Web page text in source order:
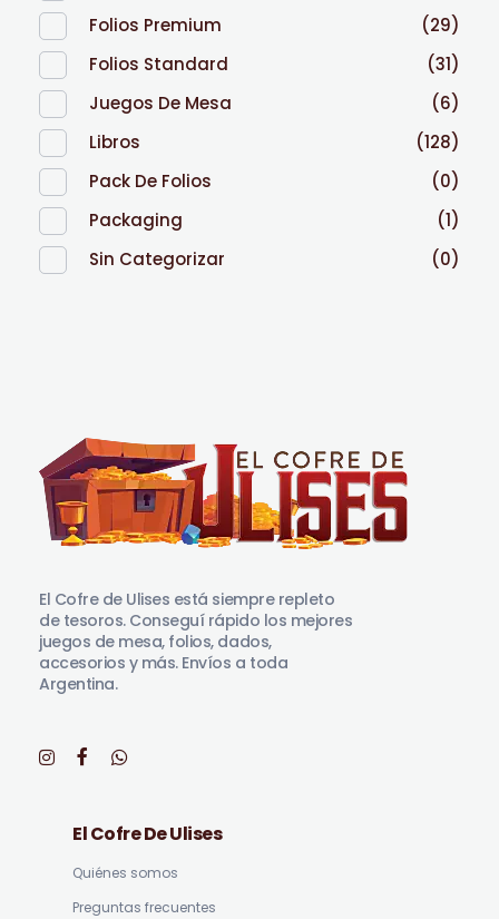
Folios Premium
(29)
Folios Standard
(31)
Juegos De Mesa
(6)
Libros
(128)
Pack De Folios
(0)
Packaging
(1)
Sin Categorizar
(0)
El Cofre de Ulises está siempre repleto
de tesoros. Conseguí rápido los mejores
juegos de mesa, folios, dados,
accesorios y más. Envíos a toda
Argentina.
El Cofre De Ulises
Quiénes somos
Preguntas frecuentes